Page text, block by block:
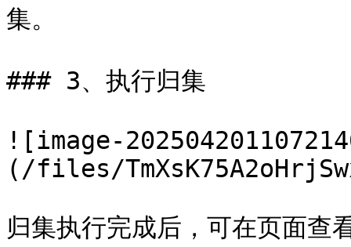
集。
### 3、执行归集
![image-
(/files/
归集执行完成后，可在页面查